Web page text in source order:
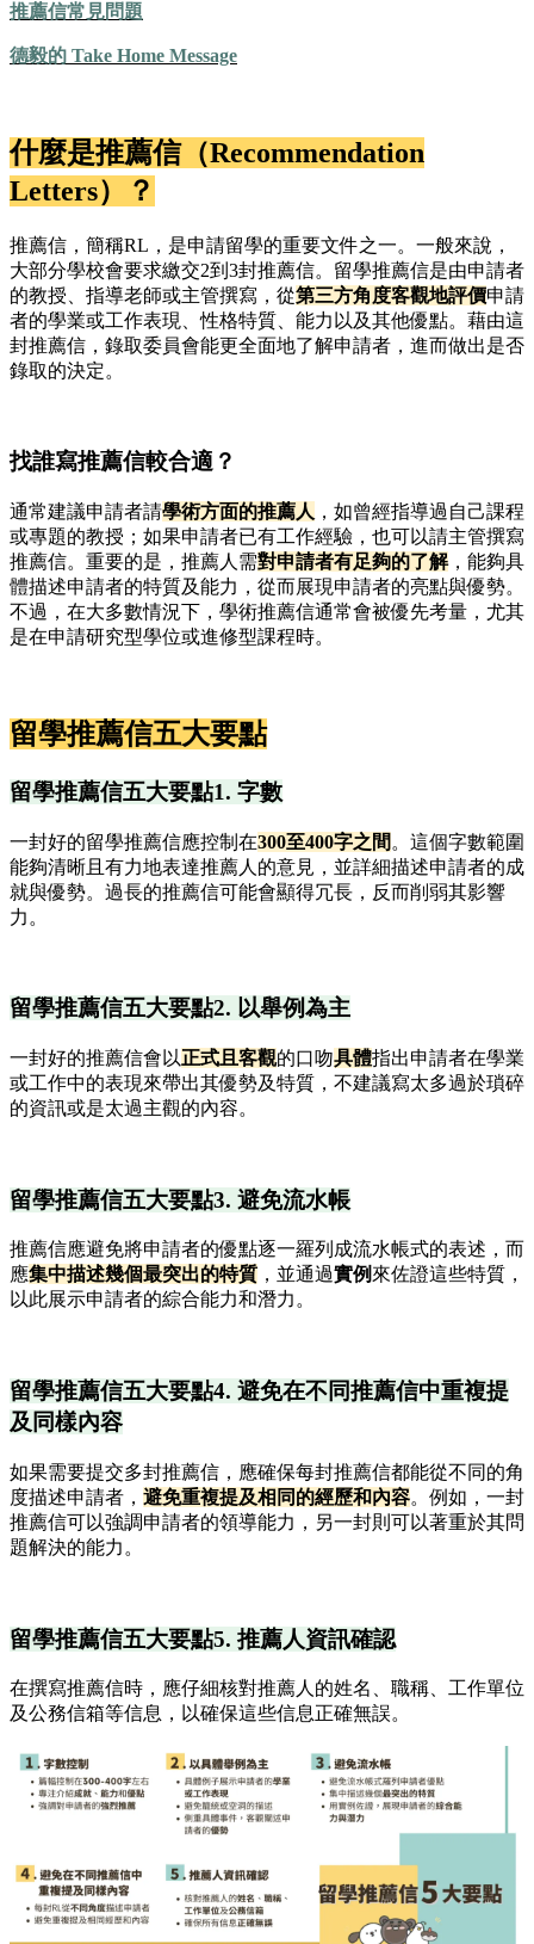
推薦信常見問題
德毅的 Take Home Message
什麼是推薦信（Recommendation
Letters）？
推薦信，簡稱RL，是申請留學的重要文件之一。一般來說，
大部分學校會要求繳交2到3封推薦信。留學推薦信是由申請者
的教授、指導老師或主管撰寫，從第三方角度客觀地評價申請
者的學業或工作表現、性格特質、能力以及其他優點。藉由這
封推薦信，錄取委員會能更全面地了解申請者，進而做出是否
錄取的決定。
找誰寫推薦信較合適？
通常建議申請者請學術方面的推薦人 ，如曾經指導過自己課程
或專題的教授；如果申請者已有工作經驗，也可以請主管撰寫
推薦信。重要的是，推薦人需對申請者有足夠的了解，能夠具
體描述申請者的特質及能力，從而展現申請者的亮點與優勢。
不過，在大多數情況下，學術推薦信通常會被優先考量，尤其
是在申請研究型學位或進修型課程時。
留學推薦信五大要點
留學推薦信五大要點1. 字數
一封好的留學推薦信應控制在300至400字之間 。這個字數範圍
能夠清晰且有力地表達推薦人的意見，並詳細描述申請者的成
就與優勢。過長的推薦信可能會顯得冗長，反而削弱其影響
力。
留學推薦信五大要點2. 以舉例為主
一封好的推薦信會以正式且客觀的口吻具體指出申請者在學業
或工作中的表現來帶出其優勢及特質，不建議寫太多過於瑣碎
的資訊或是太過主觀的內容。
留學推薦信五大要點3. 避免流水帳
推薦信應避免將申請者的優點逐一羅列成流水帳式的表述，而
應集中描述幾個最突出的特質 ，並通過實例來佐證這些特質，
以此展示申請者的綜合能力和潛力。
留學推薦信五大要點4. 避免在不同推薦信中重複提
及同樣內容
如果需要提交多封推薦信，應確保每封推薦信都能從不同的角
度描述申請者， 避免重複提及相同的經歷和內容。例如，一封
推薦信可以強調申請者的領導能力，另一封則可以著重於其問
題解決的能力。
留學推薦信五大要點5. 推薦人資訊確認
在撰寫推薦信時，應仔細核對推薦人的姓名、職稱、工作單位
及公務信箱等信息，以確保這些信息正確無誤。